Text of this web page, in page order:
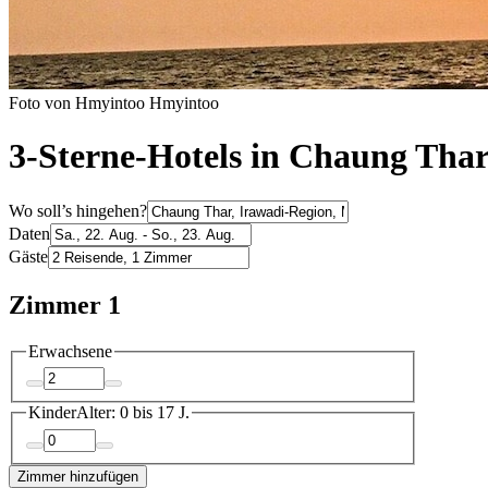
Foto von Hmyintoo Hmyintoo
3-Sterne-Hotels in Chaung
Wo soll’s hingehen?
Daten
Gäste
Zimmer 1
Erwachsene
KinderAlter: 0 bis 17 J.
Zimmer hinzufügen